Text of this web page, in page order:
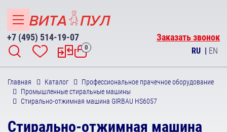
+7 (495) 514-19-07 Заказать звонок
0 RU | EN
Главная Каталог
Профессиональное прачечное оборудование
Промышленные стиральные машины
Стирально-отжимная машина GIRBAU HS6057
Стирально-отжимная машина